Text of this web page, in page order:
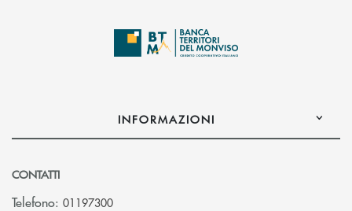
INFORMAZIONI
CONTATTI
Telefono: 01197300